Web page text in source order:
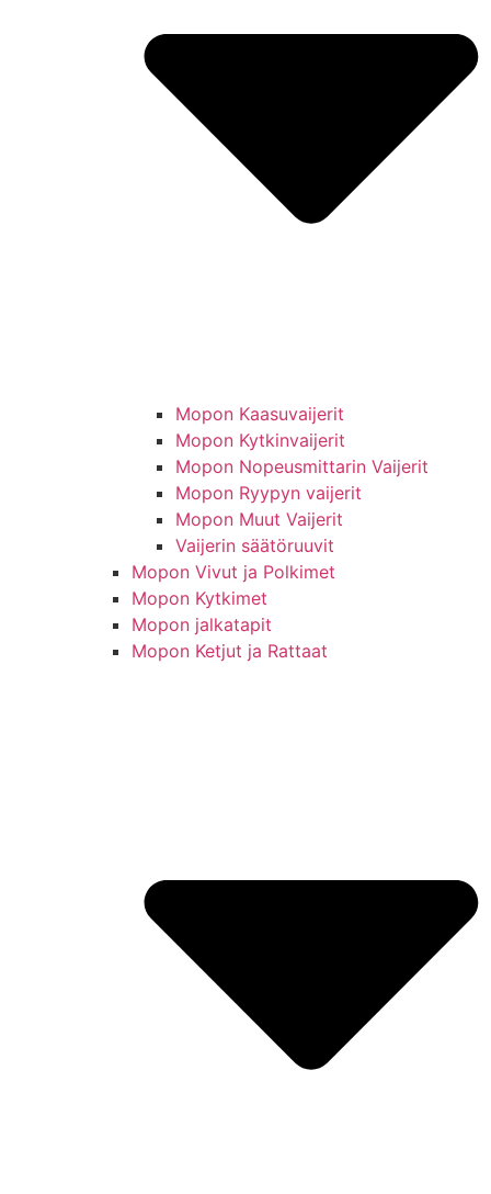
Mopon Kaasuvaijerit
Mopon Kytkinvaijerit
Mopon Nopeusmittarin Vaijerit
Mopon Ryypyn vaijerit
Mopon Muut Vaijerit
Vaijerin säätöruuvit
Mopon Vivut ja Polkimet
Mopon Kytkimet
Mopon jalkatapit
Mopon Ketjut ja Rattaat